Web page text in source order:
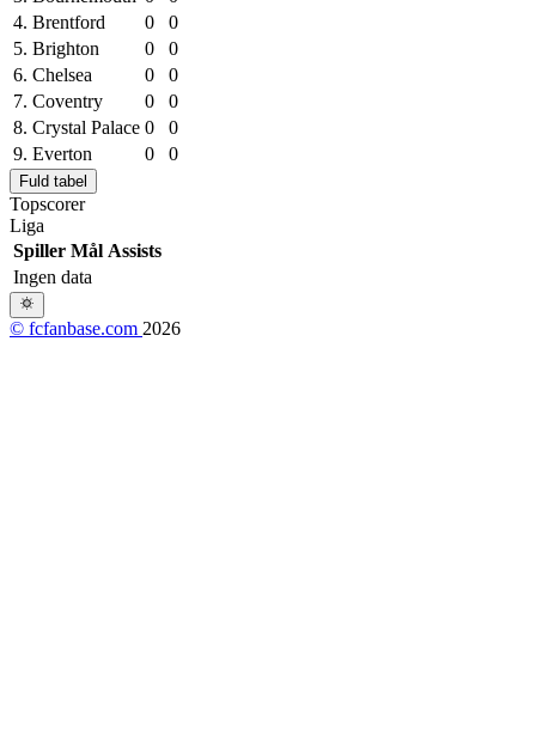
4. Brentford 0
0
5. Brighton 0
0
6. Chelsea 0
0
7. Coventry 0
0
8. Crystal Palace 0
0
9. Everton 0 0
Fuld tabel
Topscorer
Liga
Spiller Mål Assists
Ingen data
© fcfanbase.com 2026